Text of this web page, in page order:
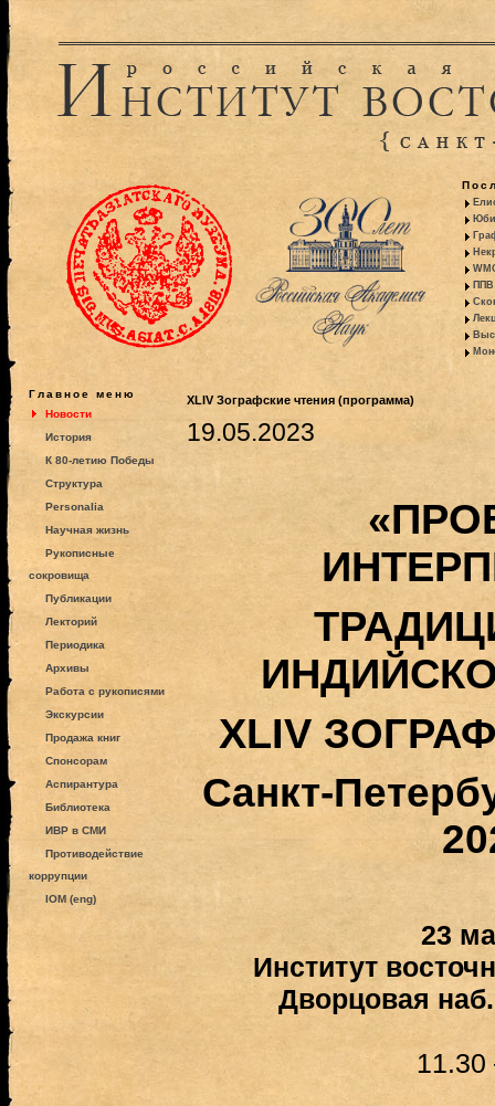
ППВ
Главное меню
Новости
История
К 80-летию Победы
Структура
Personalia
Научная жизнь
Рукописные
сокровища
Публикации
Лекторий
Периодика
Архивы
Работа с рукописями
Экскурсии
Продажа книг
Спонсорам
Аспирантура
Библиотека
ИВР в СМИ
Противодействие
коррупции
IOM (eng)
XLIV Зографские чтения (программа)
19.05.2023
XLIV
Санкт-
23
Институт
Дворцовая
11.30